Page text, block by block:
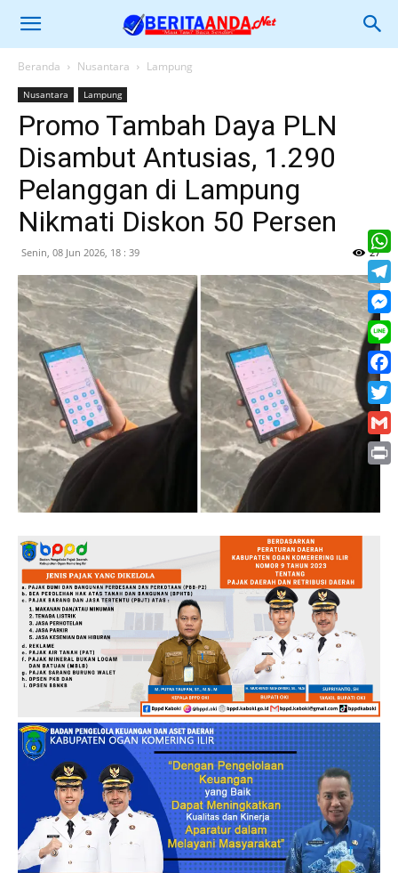
Beranda Nusantara Lampung
Nusantara Lampung
Promo Tambah Daya PLN
Disambut Antusias, 1.290
Pelanggan di Lampung
Nikmati Diskon 50 Persen
Senin, 08 Jun 2026, 18 : 39 27
Line